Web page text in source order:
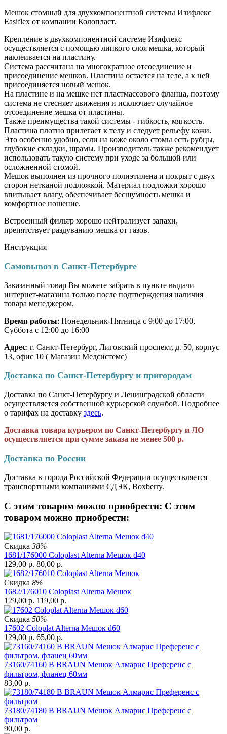
Мешок стомный для двухкомпонентной системы Изифлекс
Easiflex от компании Колопласт.
Крепление в двухкомпонентной системе Изифлекс
осуществляется с помощью липкого слоя мешка, который
наклеивается на пластину.
Система рассчитана на многократное отсоединение и
присоединение мешков. Пластина остается на теле, а к ней
присоединяется новый мешок.
На пластине и на мешке нет пластмассового фланца, поэтому
система не стесняет движения и исключает случайное
отсоединение мешка от пластины.
Также преимущества такой системы - гибкость, мягкость.
Пластина плотно прилегает к телу и следует рельефу кожи.
Это особенно удобно, если на коже около стомы есть рубцы,
глубокие складки, шрамы. Производитель также рекомендует
использовать такую систему при уходе за большой или
осложненной стомой.
Мешок выполнен из прочного полиэтилена и покрыт с двух
сторон нетканой подложкой. Материал подложки хорошо
впитывает влагу, обеспечивает бесшумность мешка и
комфортное ношение.
Встроенный фильтр хорошо нейтрализует запахи,
препятствует раздуванию мешка от газов.
Инструкция
Самовывоз в Санкт-Петербурге
Заказанный товар Вы можете забрать в пункте выдачи
интернет-магазина только после подтверждения наличия
товара менеджером.
Время работы: Понедельник-Пятница с 9:00 до 17:00,
Суббота с 12:00 до 16:00
Адрес: г. Санкт-Петербург, Лиговский проспект, д. 50, корпус
13, офис 10 ( Магазин Медсистемс)
Доставка по Санкт-Петербургу и пригородам
Доставка по Санкт-Петербургу и Ленинградской области
осуществляется собственной курьерской службой. Подробнее
о тарифах на доставку здесь.
Доставка товара курьером по Санкт-Петербургу и ЛО
осуществляется при сумме заказа не менее 500 р.
Доставка по России
Доставка в города Российской Федерации осуществляется
транспортными компаниями СДЭК, Boxberry.
С этим товаром можно приобрести: С этим
товаром можно приобрести:
Скидка 38%
1681/176000 Coloplast Alterna Мешок d40
129,00 р. 80,00 р.
Скидка 8%
1682/176010 Coloplast Alterna Мешок
129,00 р. 119,00 р.
Скидка 50%
17602 Coloplat Alterna Мешок d60
129,00 р. 65,00 р.
73160/74160 B BRAUN Мешок Алмарис Преференс с
фильтром, фланец 60мм
83,00 р.
73180/74180 B BRAUN Мешок Алмарис Преференс с
фильтром
90,00 р.